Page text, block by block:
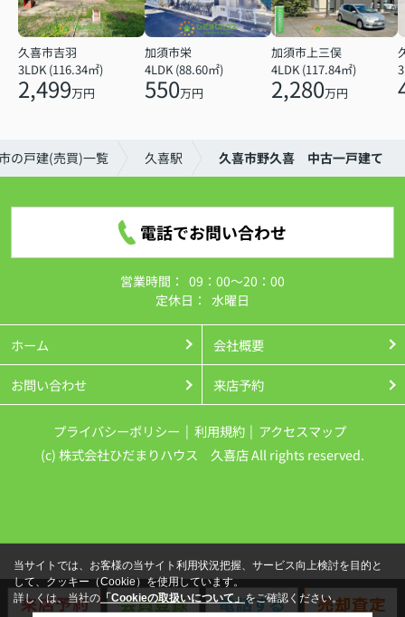
久喜市吉羽
3LDK (116.34㎡)
2,499万円
加須市栄
4LDK (88.60㎡)
550万円
加須市上三俣
4LDK (117.84㎡)
2,280万円
の戸建(売買)一覧 久喜駅 久喜市野久喜 中古一戸建て
電話でお問い合わせ
営業時間： 09：00～20：00
定休日： 水曜日
ホーム 会社概要
お問い合わせ 来店予約
プライバシーポリシー 利用規約
アクセスマップ
(c) 株式会社ひだまりハウス 久喜店 All rights reserved.
当サイトでは、お客様の当サイト利用状況把握、サービス向上検討を目的と
して、クッキー（Cookie）を使用しています。
詳しくは、当社の 「Cookieの取扱いについて」をご確認ください。